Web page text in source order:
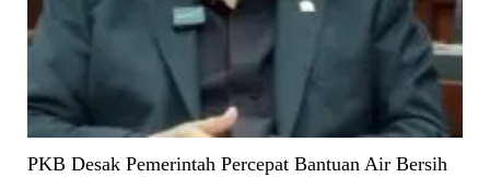
PKB Desak Pemerintah Percepat Bantuan Air Bersih